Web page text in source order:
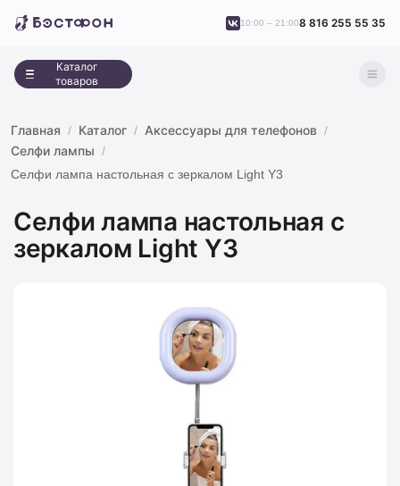
Каталог
товаров
10:00 – 21:008 816 255 55 35
Главная Каталог
Аксессуары для телефонов
Селфи лампы
Селфи лампа настольная с зеркалом Light Y3
Селфи лампа настольная с
зеркалом Light Y3